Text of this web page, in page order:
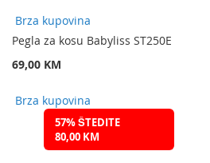
Brza kupovina
Pegla za kosu Babyliss ST250E
69,00 KM
Brza kupovina
57% ŠTEDITE
80,00 KM